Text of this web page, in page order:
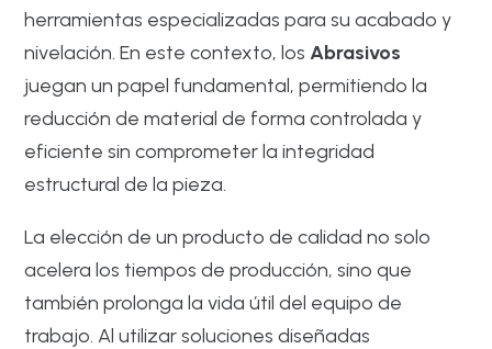
herramientas especializadas para su acabado y
nivelación. En este contexto, los Abrasivos
juegan un papel fundamental, permitiendo la
reducción de material de forma controlada y
eficiente sin comprometer la integridad
estructural de la pieza.
La elección de un producto de calidad no solo
acelera los tiempos de producción, sino que
también prolonga la vida útil del equipo de
trabajo. Al utilizar soluciones diseñadas